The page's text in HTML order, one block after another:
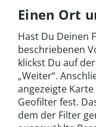
Einen Ort
Hast Du Deinen
beschriebenen
klickst Du auf
„Weiter“.
angezeigte
Geofilter fest.
dem der Filter